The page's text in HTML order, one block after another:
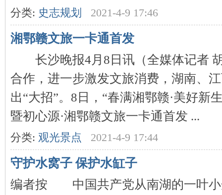
分类: 史志规划 2021-4-9 17:46
湘鄂赣文旅一卡通首发
长沙晚报4月8日讯（全媒体记者
合作，进一步激发文旅消费，湖南、
出“大招”。8日，“春满湘鄂赣·美好新
暨初心源·湘鄂赣文旅一卡通首发 ...
分类: 观光景点 2021-4-9 17:44
守护水窝子 保护水缸子
编者按 中国共产党从南湖的一叶小